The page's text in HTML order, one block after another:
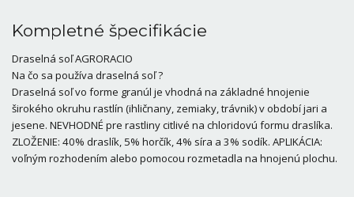
Kompletné špecifikácie
Draselná soľ AGRORACIO
Na čo sa používa draselná soľ ?
Draselná soľ vo forme granúl je vhodná na základné hnojenie
širokého okruhu rastlín (ihličnany, zemiaky, trávnik) v období jari a
jesene. NEVHODNÉ pre rastliny citlivé na chloridovú formu draslíka.
ZLOŽENIE: 40% draslík, 5% horčík, 4% síra a 3% sodík. APLIKÁCIA:
voľným rozhodením alebo pomocou rozmetadla na hnojenú plochu.